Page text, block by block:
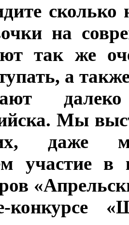
сколько
на
так же
а
Мы
даже
участие в
конкурсе